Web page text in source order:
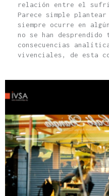
relación entre el
Parece simple
siempre ocurre en
no se han desprendido
consecuencias
vivenciales, de esta